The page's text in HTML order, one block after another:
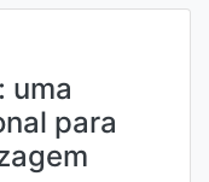
uma
para